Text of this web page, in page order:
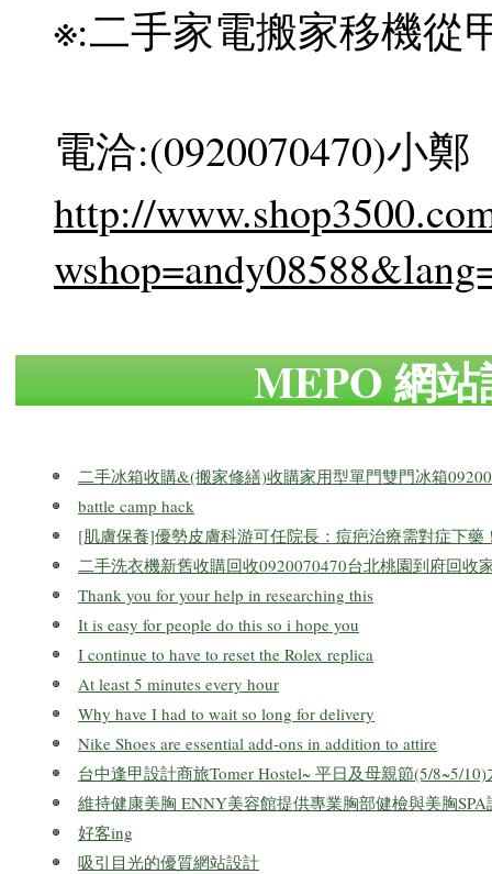
※:二手家電搬家移機從
電洽:(0920070470)小鄭
http://
MEPO 網
二手冰箱收購&(搬家修繕)收購家用型單門雙門冰箱
battle camp hack
[肌膚保養]優勢皮膚科游可任院長：痘疤治療需對症下藥
二手洗衣機新舊收購回收0920070470台北桃園到府回收
Thank you for your help in researching this
It is easy for people do this so i hope you
I continue to have to reset the Rolex replica
At least 5 minutes every hour
Why have I had to wait so long for delivery
Nike Shoes are essential add-ons in addition to attire
台中逢甲設計商旅Tomer Hostel~ 平日及母親節(5/8~5/
維持健康美胸 ENNY美容館提供專業胸部健檢與美胸SPA
好客ing
吸引目光的優質網站設計